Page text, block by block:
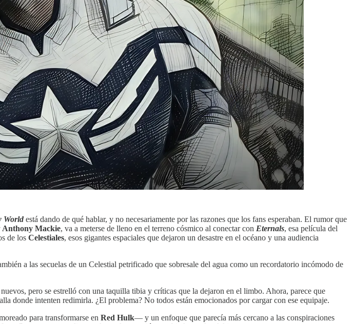
World está dando de qué hablar, y no necesariamente por las razones que los fans esperaban. El rumor que
Anthony Mackie, va a meterse de lleno en el terreno cósmico al conectar con Eternals, esa película del
de los Celestiales, esos gigantes espaciales que dejaron un desastre en el océano y una audiencia
a las secuelas de un Celestial petrificado que sobresale del agua como un recordatorio incómodo de
pero se estrelló con una taquilla tibia y críticas que la dejaron en el limbo. Ahora, parece que
donde intenten redimirla. ¿El problema? No todos están emocionados por cargar con ese equipaje.
para transformarse en Red Hulk— y un enfoque que parecía más cercano a las conspiraciones